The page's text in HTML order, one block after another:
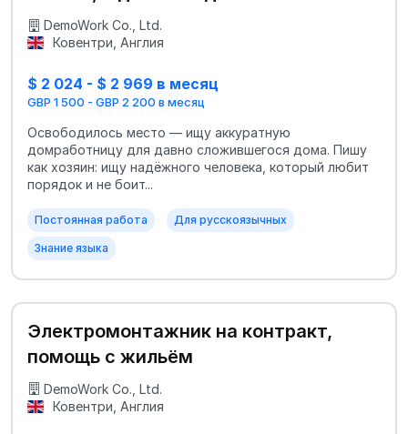
DemoWork Co., Ltd.
Ковентри, Англия
$ 2 024 - $ 2 969 в месяц
GBP 1 500 - GBP 2 200 в месяц
Освободилось место — ищу аккуратную
домработницу для давно сложившегося дома. Пишу
как хозяин: ищу надёжного человека, который любит
порядок и не боит...
Постоянная работа Для русскоязычных
Знание языка
Электромонтажник на контракт,
помощь с жильём
DemoWork Co., Ltd.
Ковентри, Англия